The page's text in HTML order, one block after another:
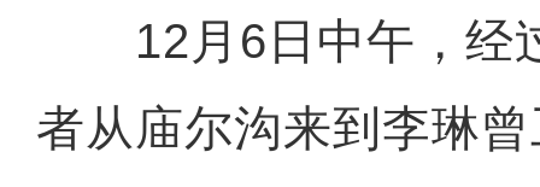
12月6日中午，经
者从庙尔沟来到李琳